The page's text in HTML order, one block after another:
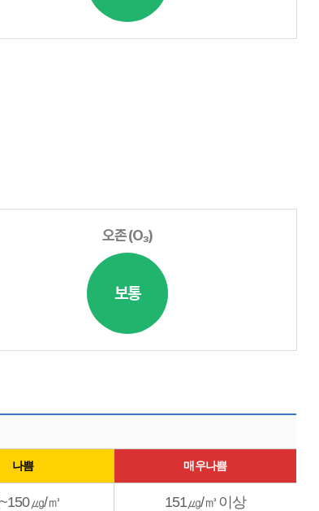
오존(O₃)
보통
나쁨 매우나쁨
㎍/㎥ 151㎍/㎥이상